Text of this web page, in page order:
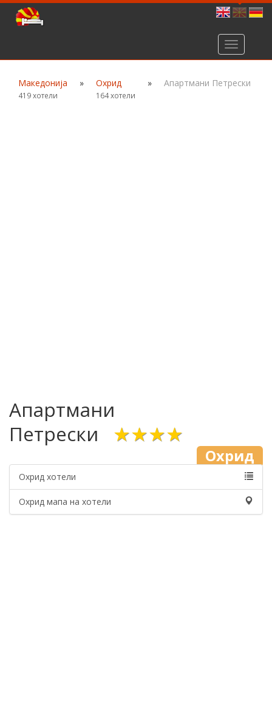
Toggle
navigation
Македонија
419 хотели
» Охрид
164 хотели
» Апартмани Петрески
Апартмани
Петрески
★★★★
Охрид
Охрид хотели
Охрид мапа на хотели